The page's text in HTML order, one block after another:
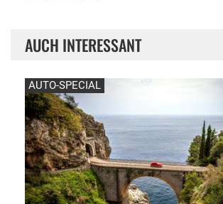
AUCH INTERESSANT
AUTO-SPECIAL